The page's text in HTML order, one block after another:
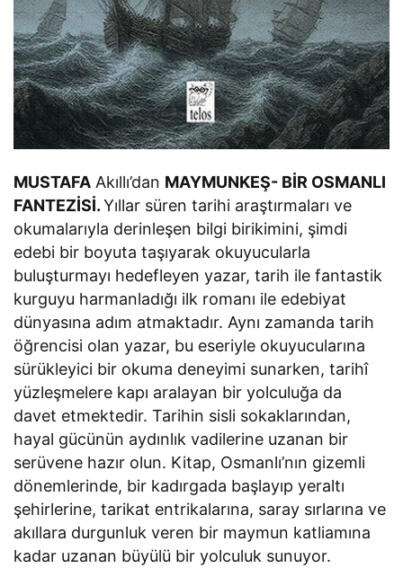
MUSTAFA Akıllı’dan MAYMUNKEŞ- BİR OSMANLI
FANTEZİSİ.Yıllar süren tarihi araştırmaları ve
okumalarıyla derinleşen bilgi birikimini, şimdi
edebi bir boyuta taşıyarak okuyucularla
buluşturmayı hedefleyen yazar, tarih ile fantastik
kurguyu harmanladığı ilk romanı ile edebiyat
dünyasına adım atmaktadır. Aynı zamanda tarih
öğrencisi olan yazar, bu eseriyle okuyucularına
sürükleyici bir okuma deneyimi sunarken, tarihî
yüzleşmelere kapı aralayan bir yolculuğa da
davet etmektedir. Tarihin sisli sokaklarından,
hayal gücünün aydınlık vadilerine uzanan bir
serüvene hazır olun. Kitap, Osmanlı’nın gizemli
dönemlerinde, bir kadırgada başlayıp yeraltı
şehirlerine, tarikat entrikalarına, saray sırlarına ve
akıllara durgunluk veren bir maymun katliamına
kadar uzanan büyülü bir yolculuk sunuyor.